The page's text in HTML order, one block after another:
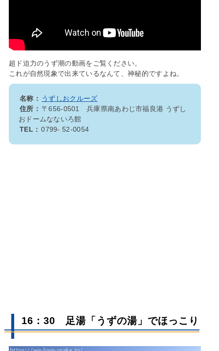
超ド迫力のうず潮の動画をご覧ください。
これが自然現象で出来ているなんて、神秘的ですよね。
名称： うずしおクルーズ
住所： 〒656-0501 兵庫県南あわじ市福良港 うずし
おドームなないろ館
TEL： 0799- 52-0054
16：30 足湯「うずの湯」でほっこり